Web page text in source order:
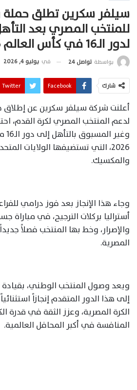
سيلفر سكرين تطلق حملة
للمنتخب المصري بعد
لدور الـ16 في كأس العالم 2026
بواسطة تواصل 24 في يوليو 4, 2026
شارك Facebook
Twitter
أعلنت شركة سيلفر سكرين عن إطلاق
لدعم المنتخب المصري لكرة القدم،
2026، التي تستضيفها الولايات
والمكسيك.
وجاء هذا الإنجاز بعد فوز درامي
أستراليا بركلات الترجيح، في مباراة
والإصرار، وخط بها المنتخب فصلاً
المصرية.
ويعد وصول المنتخب الوطني،
إلى هذا الدور المتقدم إنجازاً
الكرة المصرية، وعزز الثقة في قدرة
المنافسة في أكبر المحافل العالمية.